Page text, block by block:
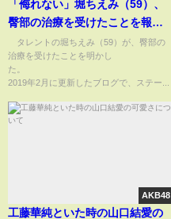
「侮れない」堀ちえみ（59）、
臀部の治療を受けたことを報告
(ABEMA TIMES)
タレントの堀ちえみ（59）が、臀部の
治療を受けたことを明かし
た。
2019年2月に更新したブログで、ステー...
AKB48
工藤華純といた時の山口結愛の